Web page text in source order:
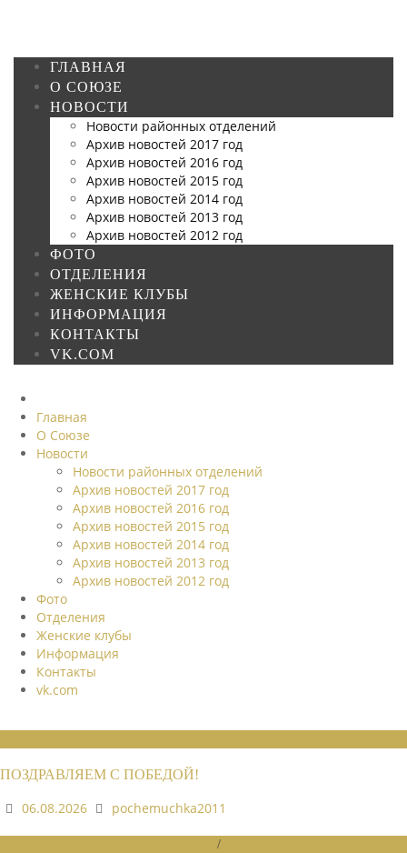
ГЛАВНАЯ
О СОЮЗЕ
НОВОСТИ
Новости районных отделений
Архив новостей 2017 год
Архив новостей 2016 год
Архив новостей 2015 год
Архив новостей 2014 год
Архив новостей 2013 год
Архив новостей 2012 год
ФОТО
ОТДЕЛЕНИЯ
ЖЕНСКИЕ КЛУБЫ
ИНФОРМАЦИЯ
КОНТАКТЫ
VK.COM
Главная
О Союзе
Новости
Новости районных отделений
Архив новостей 2017 год
Архив новостей 2016 год
Архив новостей 2015 год
Архив новостей 2014 год
Архив новостей 2013 год
Архив новостей 2012 год
Фото
Отделения
Женские клубы
Информация
Контакты
vk.com
ПОЗДРАВЛЯЕМ С ПОБЕДОЙ!
06.08.2026
pochemuchka2011
/